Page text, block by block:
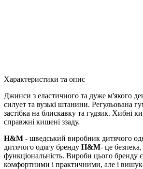
Характеристики та опис
Джинси з еластичного та дуже м'якого
силует та вузькі штанини. Регульована
застібка на блискавку та гудзик. Хибні
справжні кишені ззаду.
H&M - шведський виробник дитячого
дитячого одягу бренду H&M- це безпека,
функціональність. Вироби цього бренду
комфортними і практичними, але і